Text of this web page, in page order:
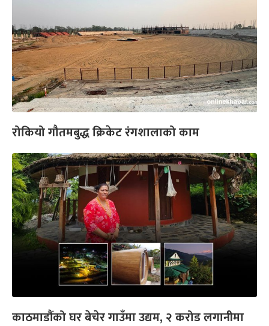
रोकियो गौतमबुद्ध क्रिकेट रंगशालाको काम
काठमाडौंको घर बेचेर गाउँमा उद्यम, २ करोड लगानीमा